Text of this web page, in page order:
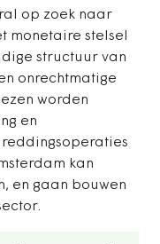
op zoek naar
monetaire stelsel
structuur van
onrechtmatige
worden
en
kan
en gaan bouwen